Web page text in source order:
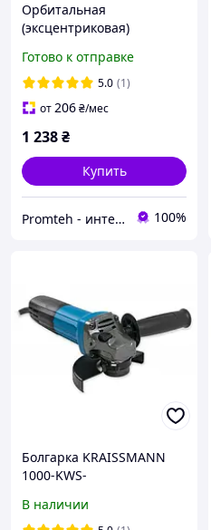
Орбитальная
(эксцентриковая)
KRAISSMANN 350 ES 13
Готово к отправке
5.0 (1)
от206₴/мес
1 238₴
Купить
Promteh - интернет-магазин 100%
Болгарка KRAISSMANN
1000-KWS-
а оборотов,конст)®
В наличии